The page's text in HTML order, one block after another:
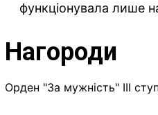
функціонувала лише
Нагороди
Орден "За мужність" III